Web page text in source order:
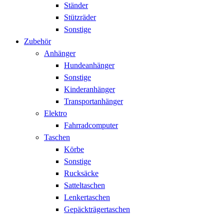
Ständer
Stützräder
Sonstige
Zubehör
Anhänger
Hundeanhänger
Sonstige
Kinderanhänger
Transportanhänger
Elektro
Fahrradcomputer
Taschen
Körbe
Sonstige
Rucksäcke
Satteltaschen
Lenkertaschen
Gepäckträgertaschen